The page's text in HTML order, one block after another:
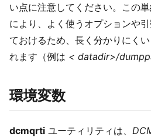
い点に注意してください。この
により、よく使うオプションや
ておけるため、長く分かりにく
れます（例は < datadir>/
環境変数
dcmqrti ユーティリティは、